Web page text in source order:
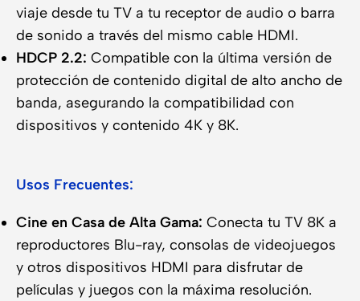
viaje desde tu TV a tu receptor de audio o barra
de sonido a través del mismo cable HDMI.
HDCP 2.2: Compatible con la última versión de
protección de contenido digital de alto ancho de
banda, asegurando la compatibilidad con
dispositivos y contenido 4K y 8K.
Usos Frecuentes:
Cine en Casa de Alta Gama: Conecta tu TV 8K a
reproductores Blu-ray, consolas de videojuegos
y otros dispositivos HDMI para disfrutar de
películas y juegos con la máxima resolución.